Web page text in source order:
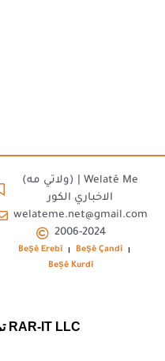
(ولاتي مه) | Welatê Me
الاخباري الكور
welateme.net@gmail.com
2006-2024
Beşê Erebî
Beşê Çandî
Beșê Kurdî
تمت البرمجة بواسطة RAR-IT LLC